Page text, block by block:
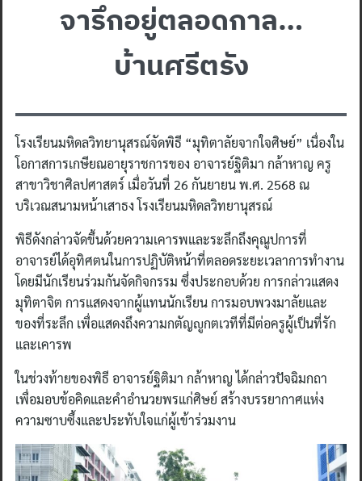
จารึกอยู่ตลอดกาล…
บ้านศรีตรัง
โรงเรียนมหิดลวิทยานุสรณ์จัดพิธี “มุทิตาลัยจากใจศิษย์” เนื่องใน
โอกาสการเกษียณอายุราชการของ อาจารย์ฐิติมา กล้าหาญ ครู
สาขาวิชาศิลปศาสตร์ เมื่อวันที่ 26 กันยายน พ.ศ. 2568 ณ
บริเวณสนามหน้าเสาธง โรงเรียนมหิดลวิทยานุสรณ์
พิธีดังกล่าวจัดขึ้นด้วยความเคารพและระลึกถึงคุณูปการที่
อาจารย์ได้อุทิศตนในการปฏิบัติหน้าที่ตลอดระยะเวลาการทำงาน
โดยมีนักเรียนร่วมกันจัดกิจกรรม ซึ่งประกอบด้วย การกล่าวแสดง
มุทิตาจิต การแสดงจากผู้แทนนักเรียน การมอบพวงมาลัยและ
ของที่ระลึก เพื่อแสดงถึงความกตัญญูกตเวทีที่มีต่อครูผู้เป็นที่รัก
และเคารพ
ในช่วงท้ายของพิธี อาจารย์ฐิติมา กล้าหาญ ได้กล่าวปัจฉิมกถา
เพื่อมอบข้อคิดและคำอำนวยพรแก่ศิษย์ สร้างบรรยากาศแห่ง
ความซาบซึ้งและประทับใจแก่ผู้เข้าร่วมงาน